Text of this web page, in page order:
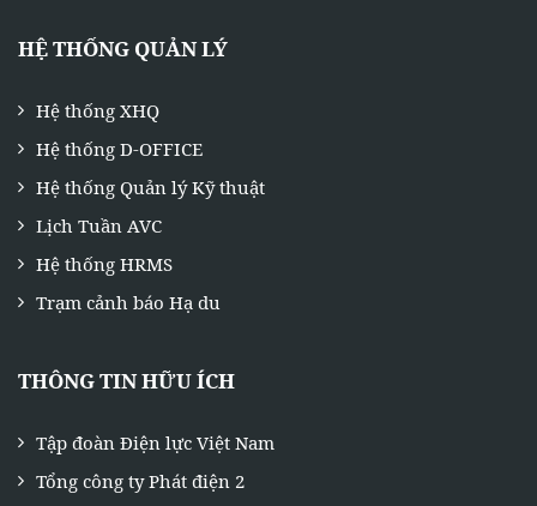
HỆ THỐNG QUẢN LÝ
Hệ thống XHQ
Hệ thống D-OFFICE
Hệ thống Quản lý Kỹ thuật
Lịch Tuần AVC
Hệ thống HRMS
Trạm cảnh báo Hạ du
THÔNG TIN HỮU ÍCH
Tập đoàn Điện lực Việt Nam
Tổng công ty Phát điện 2